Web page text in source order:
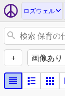
ロズウェル
+ 画像あり